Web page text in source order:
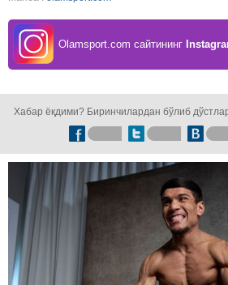
Olamsport.com сайтининг
Хабар ёқдими? Биринчилардан бўлиб